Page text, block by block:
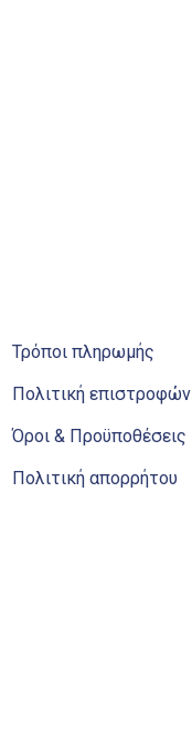
Τρόποι πληρωμής
Πολιτική επιστροφών
Όροι & Προϋποθέσεις
Πολιτική απορρήτου